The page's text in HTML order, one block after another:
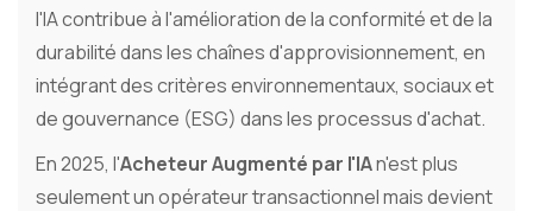
l'IA contribue à l'amélioration de la conformité et de la
durabilité dans les chaînes d'approvisionnement, en
intégrant des critères environnementaux, sociaux et
de gouvernance (ESG) dans les processus d'achat.
En 2025, l'Acheteur Augmenté par l'IAn'est plus
seulement un opérateur transactionnel mais devient